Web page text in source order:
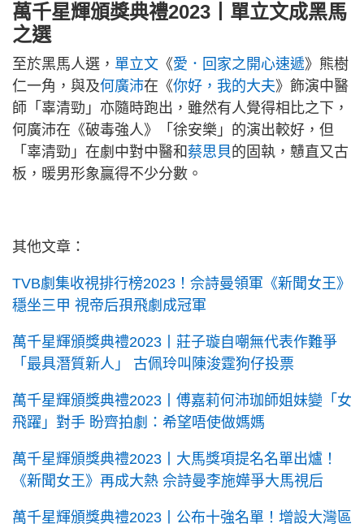
萬千星輝頒獎典禮2023丨單立文成黑馬
之選
至於黑馬人選， 單立文 《愛．回家之開心速遞》熊樹
仁一角，與及何廣沛在《你好，我的大夫》飾演中醫
師「辜清勁」亦隨時跑出，雖然有人覺得相比之下，
何廣沛在《破毒強人》「徐安樂」的演出較好，但
「辜清勁」在劇中對中醫和蔡思貝 的固執，戇直又古
板，暖男形象贏得不少分數。
其他文章：
TVB劇集收視排行榜2023！佘詩曼領軍《新聞女王》
穩坐三甲 視帝后孭飛劇成冠軍
萬千星輝頒獎典禮2023丨莊子璇自嘲無代表作難爭
「最具潛質新人」 古佩玲叫陳浚霆狗仔投票
萬千星輝頒獎典禮2023丨傅嘉莉何沛珈師姐妹變「女
飛躍」對手 盼齊拍劇：希望唔使做媽媽
萬千星輝頒獎典禮2023丨大馬獎項提名名單出爐！
《新聞女王》再成大熱 佘詩曼李施嬅爭大馬視后
萬千星輝頒獎典禮2023丨公布十強名單！增設大灣區